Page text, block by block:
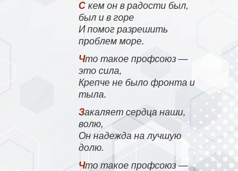
С кем он в радости был,
был и в горе
И помог разрешить
проблем море.
Что такое профсоюз —
это сила,
Крепче не было фронта и
тыла.
Закаляет сердца наши,
волю,
Он надежда на лучшую
долю.
Что такое профсоюз —